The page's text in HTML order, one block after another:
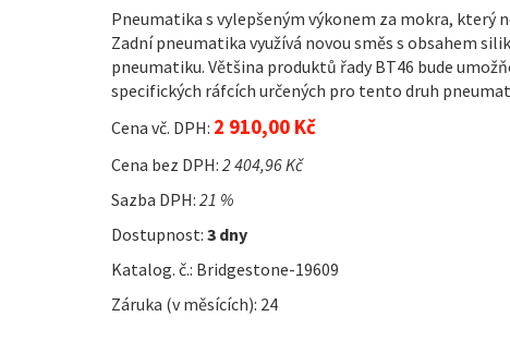
Pneumatika s vylepšeným výkonem za mokra, který
Zadní pneumatika využívá novou směs s obsahem
pneumatiku. Většina produktů řady BT46 bude
specifických ráfcích určených pro tento druh
Cena vč. DPH: 2 910,00 Kč
Cena bez DPH: 2 404,96 Kč
Sazba DPH: 21 %
Dostupnost: 3 dny
Katalog. č.: Bridgestone-19609
Záruka (v měsících): 24